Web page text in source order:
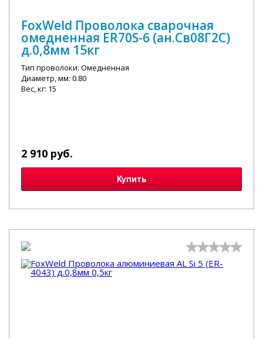
FoxWeld Проволока сварочная
омедненная ER70S-6 (ан.Св08Г2С)
д.0,8мм 15кг
Тип проволоки: Омедненная
Диаметр, мм: 0.80
Вес, кг: 15
2 910 руб.
Купить